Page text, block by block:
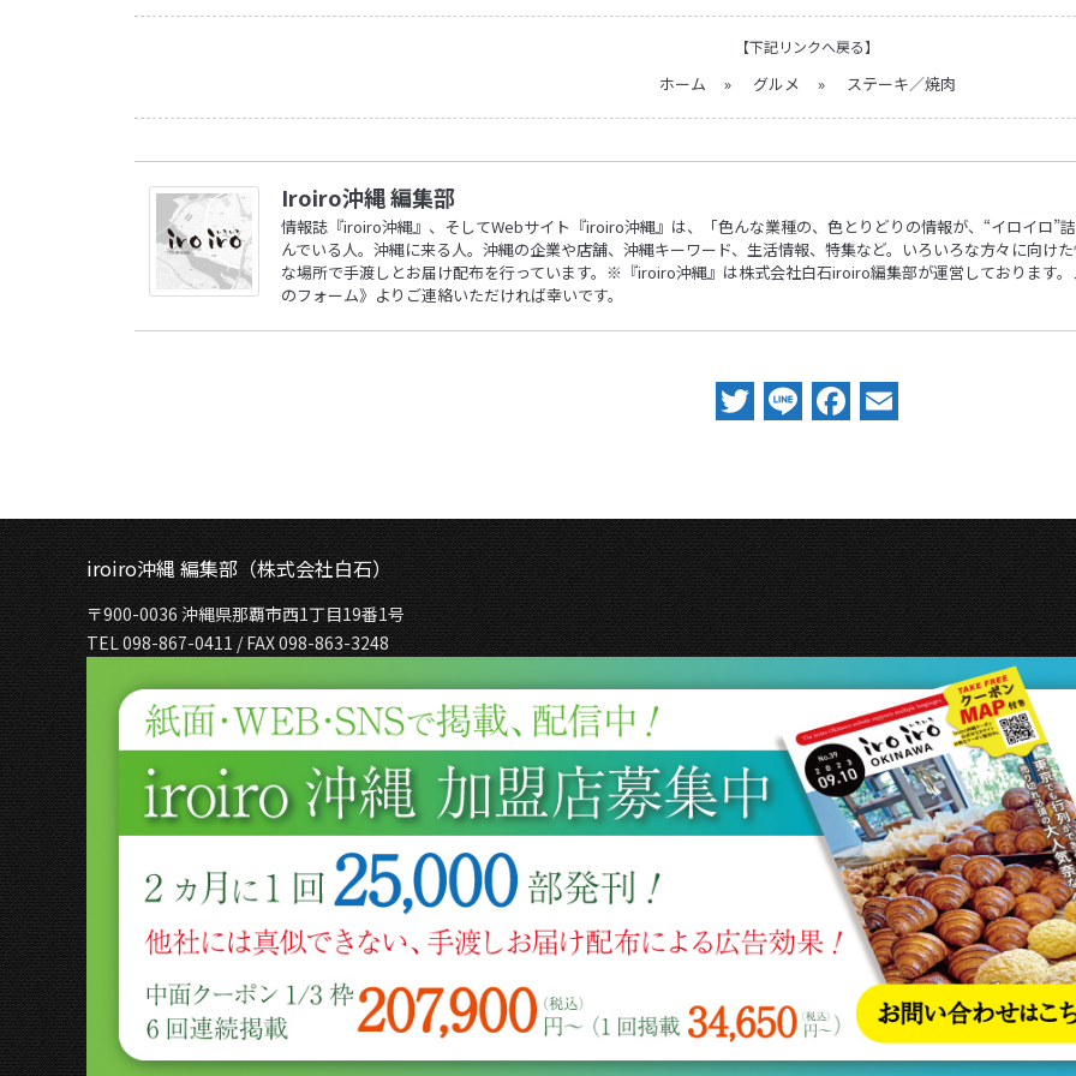
【下記リンクへ戻る】
ホーム » グルメ » ステーキ／焼肉
Iroiro沖縄 編集部
情報誌『iroiro沖縄』、そしてWebサイト『iroiro沖縄』は、「色んな業種の、色とりどりの情報が、“イロイロ”
んでいる人。沖縄に来る人。沖縄の企業や店舗、沖縄キーワード、生活情報、特集など。いろいろな方々に向け
な場所で手渡しとお届け配布を行っています。※『iroiro沖縄』は株式会社白石iroiro編集部が運営しております
のフォーム》 よりご連絡いただければ幸いです。
Twitter
LineFacebook
iroiro沖縄 編集部（株式会社白石）
〒900-0036 沖縄県那覇市西1丁目19番1号
TEL 098-867-0411 / FAX 098-863-3248